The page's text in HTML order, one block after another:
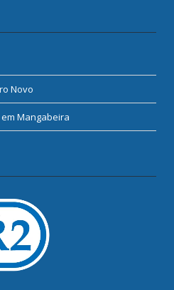
Novo
em Mangabeira